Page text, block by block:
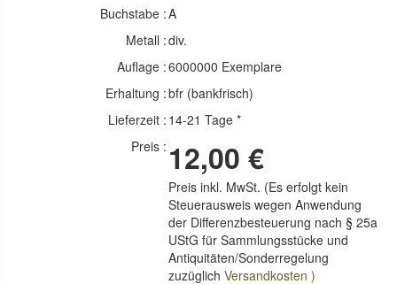
Buchstabe :A
Metall :div.
Auflage :6000000 Exemplare
Erhaltung :bfr (bankfrisch)
Lieferzeit : 14-21 Tage *
Preis : 12,00 €
Preis inkl. MwSt. (Es erfolgt kein
Steuerausweis wegen Anwendung
der Differenzbesteuerung nach § 25a
UStG für Sammlungsstücke und
Antiquitäten/Sonderregelung
zuzüglichVersandkosten )